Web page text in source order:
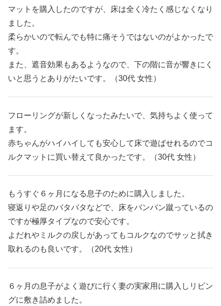
マットを購入したのですが、床は全く冷たく感じなくなり
ました。
柔らかいので転んでも特に痛そうではないのがよかったで
す。
また、遮音効果もあるようなので、下の階に音が響きにく
いと思うとありがたいです。（30代 女性）
フローリングが新しくなったみたいで、気持ちよく使って
ます。
赤ちゃんがハイハイしても安心して床で遊ばせれるのでコ
ルクマットに買い替えて良かったです。（30代 女性）
もうすぐ６ヶ月になる息子のために購入しました。
寝返りや足のバタバタなどで、床をバンバン蹴っているの
ですが極厚タイプなので安心です。
よだれやミルクの戻しがあってもコルクなのでサッと拭き
取れるのも良いです。（20代 女性）
６ヶ月の息子がよく遊びに行く妻の実家用に購入しリビン
グに敷き詰めました。